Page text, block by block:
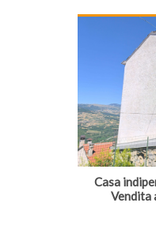
Casa
Vendita